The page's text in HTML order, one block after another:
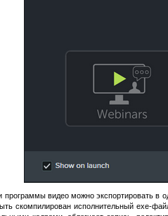
видео можно экспортировать в
скомпилирован исполнительный exe-